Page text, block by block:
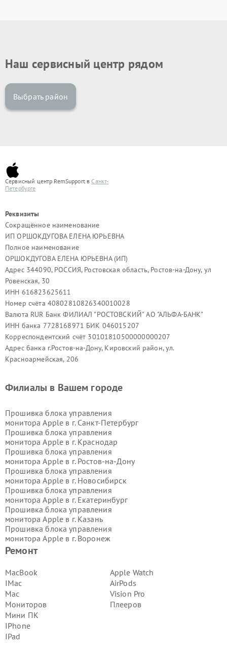
Наш сервисный центр рядом
Выбрать район
Сервисный центр RemSupport вСанкт-
Петербурге
Реквизиты
Сокращённое наименование
ИП ОРШОКДУГОВА ЕЛЕНА ЮРЬЕВНА
Полное наименование
ОРШОКДУГОВА ЕЛЕНА ЮРЬЕВНА (ИП)
Адрес 344090, РОССИЯ, Ростовская область, Ростов-на-Дону, ул
Ровенская, 30
ИНН 616823625611
Номер счёта 40802810826340010028
Валюта RUR Банк ФИЛИАЛ "РОСТОВСКИЙ" АО "АЛЬФА-БАНК"
ИНН банка 7728168971 БИК 046015207
Корреспондентский счёт 30101810500000000207
Адрес банка г.Ростов-на-Дону, Кировский район, ул.
Красноармейская, 206
Ремонт
MacBook
IMac
Mac
Мониторов
Мини ПК
IPhone
IPad
Apple Watch
AirPods
Vision Pro
Плееров
Филиалы в Вашем городе
Прошивка блока управления
монитора Apple в г. Санкт-Петербург
Прошивка блока управления
монитора Apple в г. Краснодар
Прошивка блока управления
монитора Apple в г. Ростов-на-Дону
Прошивка блока управления
монитора Apple в г. Новосибирск
Прошивка блока управления
монитора Apple в г. Екатеринбург
Прошивка блока управления
монитора Apple в г. Казань
Прошивка блока управления
монитора Apple в г. Воронеж
Прошивка блока управления
Прошивка блока управления
монитора Apple в г.
Прошивка блока управления
монитора Apple в г.
Прошивка блока управления
монитора Apple в г.
Прошивка блока управления
монитора Apple в г.